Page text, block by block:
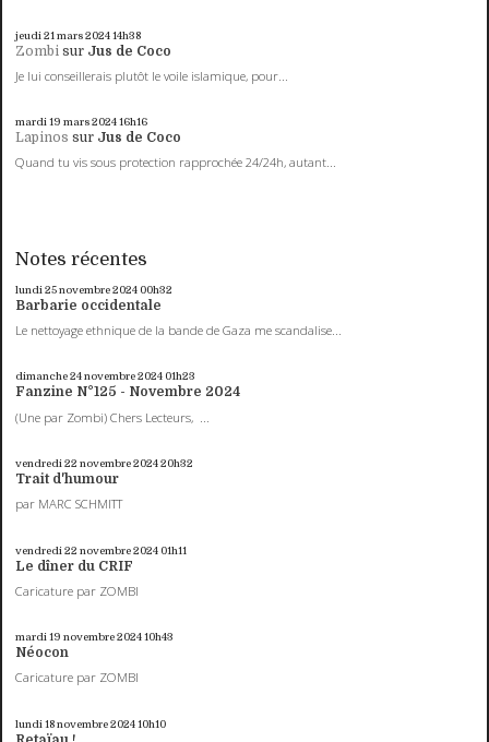
jeudi 21 mars 202414h38
Zombi sur Jus de Coco
Je lui conseillerais plutôt le voile islamique, pour...
mardi 19 mars 202416h16
Lapinos sur Jus de Coco
Quand tu vis sous protection rapprochée 24/24h, autant...
Notes récentes
lundi 25novembre 2024 00h32
Barbarie occidentale
Le nettoyage ethnique de la bande de Gaza me scandalise...
dimanche 24novembre 2024 01h23
Fanzine N°125 - Novembre 2024
(Une par Zombi) Chers Lecteurs, ...
vendredi 22 novembre 202420h32
Trait d'humour
par MARC SCHMITT
vendredi 22 novembre 2024 01h11
Le dîner du CRIF
Caricature par ZOMBI
mardi 19 novembre 202410h43
Néocon
Caricature par ZOMBI
lundi 18novembre 202410h10